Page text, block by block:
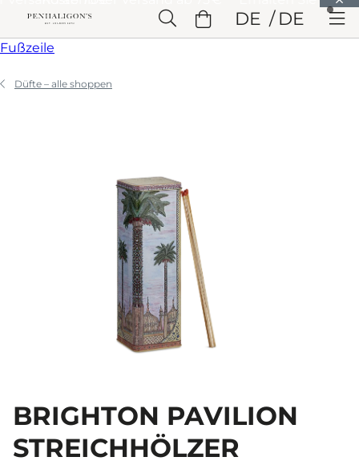
Weiter zu Überschrift Weiter zu HauptinhaltWeiter zu
Fußzeile
DE DE
Düfte – alle shoppen
BRIGHTON PAVILION
STREICHHÖLZER